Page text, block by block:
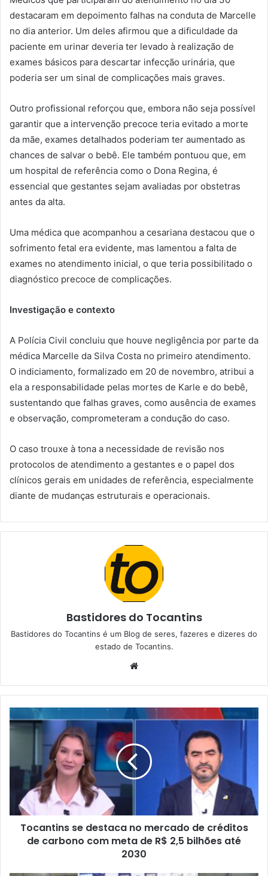
destacaram em depoimento falhas na conduta de Marcelle
no dia anterior. Um deles afirmou que a dificuldade da
paciente em urinar deveria ter levado à realização de
exames básicos para descartar infecção urinária, que
poderia ser um sinal de complicações mais graves.
Outro profissional reforçou que, embora não seja possível
garantir que a intervenção precoce teria evitado a morte
da mãe, exames detalhados poderiam ter aumentado as
chances de salvar o bebê. Ele também pontuou que, em
um hospital de referência como o Dona Regina, é
essencial que gestantes sejam avaliadas por obstetras
antes da alta.
Uma médica que acompanhou a cesariana destacou que o
sofrimento fetal era evidente, mas lamentou a falta de
exames no atendimento inicial, o que teria possibilitado o
diagnóstico precoce de complicações.
Investigação e contexto
A Polícia Civil concluiu que houve negligência por parte da
médica Marcelle da Silva Costa no primeiro atendimento.
O indiciamento, formalizado em 20 de novembro, atribui a
ela a responsabilidade pelas mortes de Karle e do bebê,
sustentando que falhas graves, como ausência de exames
e observação, comprometeram a condução do caso.
O caso trouxe à tona a necessidade de revisão nos
protocolos de atendimento a gestantes e o papel dos
clínicos gerais em unidades de referência, especialmente
diante de mudanças estruturais e operacionais.
Bastidores do Tocantins
Bastidores do Tocantins é um Blog de seres, fazeres e dizeres do
estado de Tocantins.
b
s
i
Tocantins se destaca no mercado de créditos
de carbono com meta de R$ 2,5 bilhões até
2030